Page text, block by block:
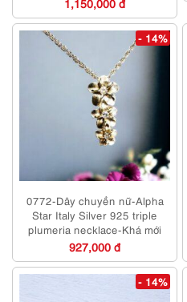
- 14%
0772-Dây chuyền nữ-Alpha
Star Italy Silver 925 triple
plumeria necklace-Khá mới
927,000 đ
- 14%